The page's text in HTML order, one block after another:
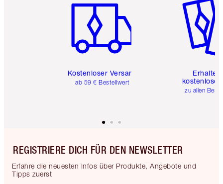
Kostenloser Versand
ab 59 € Bestellwert
Erhalte
kostenlose
zu allen
REGISTRIERE DICH FÜR DEN NEWSLETTER
Erfahre die neuesten Infos über Produkte, Angebote und
Tipps zuerst